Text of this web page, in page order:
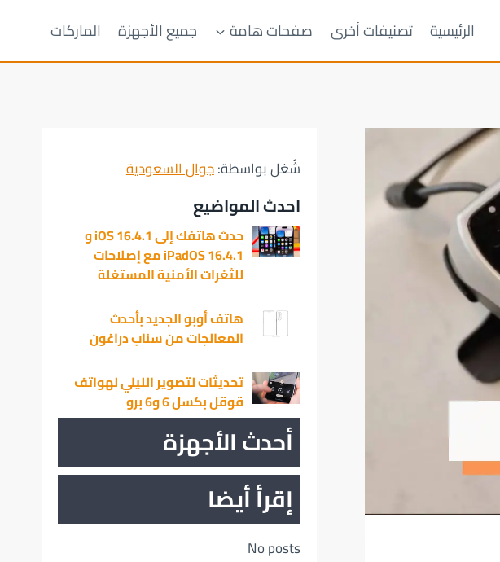
الرئيسية تصنيفات أخرى صفحات هامة جميع الأجهزة الماركات
شُغل بواسطة:جوال السعودية
احدث المواضيع
حدث هاتفك إلى iOS 16.4.1 و
iPadOS 16.4.1 مع إصلاحات
للثغرات الأمنية المستغلة
هاتف أوبو الجديد بأحدث
المعالجات من سناب دراغون
تحديثات لتصوير الليلي لهواتف
قوقل بكسل 6 و6 برو
أحدث الأجهزة
إقرأ أيضا
No posts